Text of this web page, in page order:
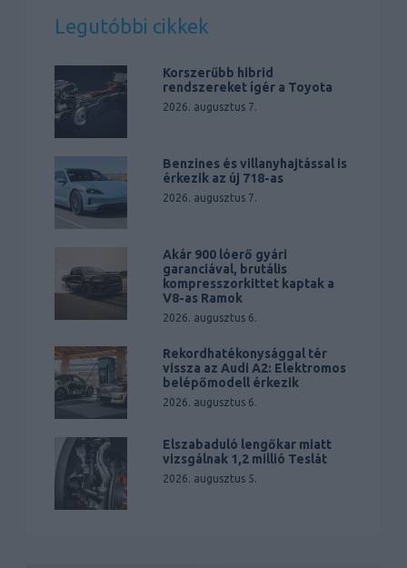
Legutóbbi cikkek
Korszerűbb hibrid
rendszereket ígér a Toyota
2026. augusztus 7.
Benzines és villanyhajtással is
érkezik az új 718-as
2026. augusztus 7.
Akár 900 lóerő gyári
garanciával, brutális
kompresszorkittet kaptak a
V8-as Ramok
2026. augusztus 6.
Rekordhatékonysággal tér
vissza az Audi A2: Elektromos
belépőmodell érkezik
2026. augusztus 6.
Elszabaduló lengőkar miatt
vizsgálnak 1,2 millió Teslát
2026. augusztus 5.